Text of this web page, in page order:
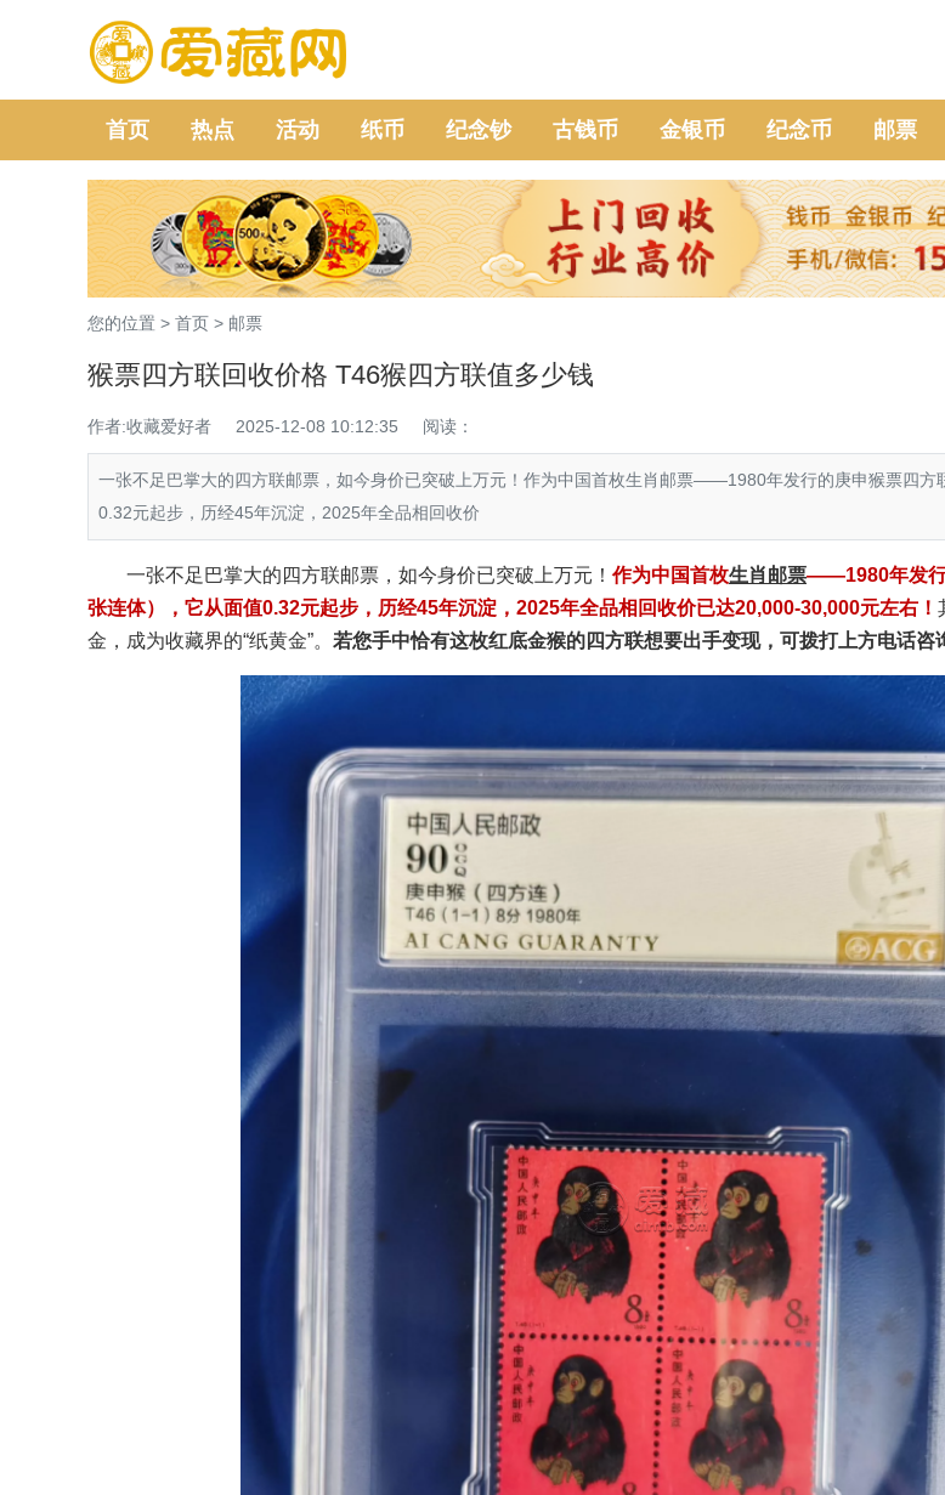
首页 热点 活动 纸币 纪念钞 古钱币 金银币 纪念币 邮票
您的位置 > 首页 > 邮票
猴票四方联回收价格 T46猴四方联值多少钱
作者:收藏爱好者 2025-12-08 10:12:35 阅读：
一张不足巴掌大的四方联邮票，如今身价已突破上万元！作为中国首枚生肖邮票——1980年发行的庚申猴票四方
0.32元起步，历经45年沉淀，2025年全品相回收价
一张不足巴掌大的四方联邮票，如今身价已突破上万元！ 作为中国首枚生肖邮票——1980年发行
张连体），它从面值0.32元起步，历经45年沉淀，2025年全品相回收价已达20,000-30,000元左右！
金，成为收藏界的“纸黄金”。 若您手中恰有这枚红底金猴的四方联想要出手变现，可拨打上方电话咨